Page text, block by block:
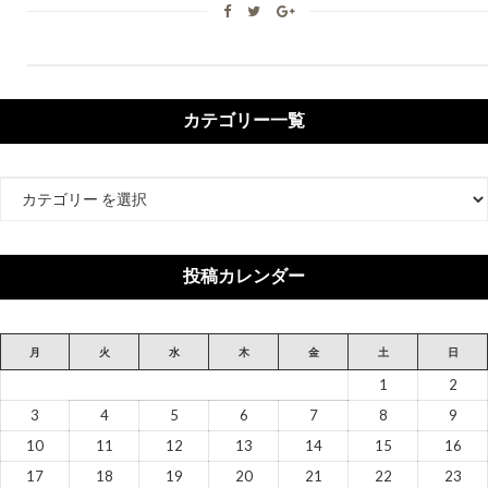
カテゴリー一覧
リ
投稿カレンダー
月 火 水 木 金 土 日
1
2
3
4 5 6 7 8
9
10
11 12 13 14 15
16
17
18 19 20 21 22
23